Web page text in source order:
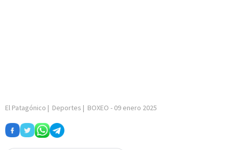
El Patagónico | Deportes | BOXEO - 09 enero 2025